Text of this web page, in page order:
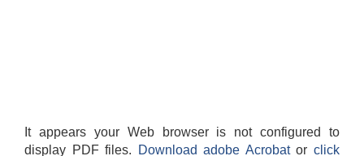
It appears your Web browser is not configured to
display PDF files.
Download adobe Acrobatorclick